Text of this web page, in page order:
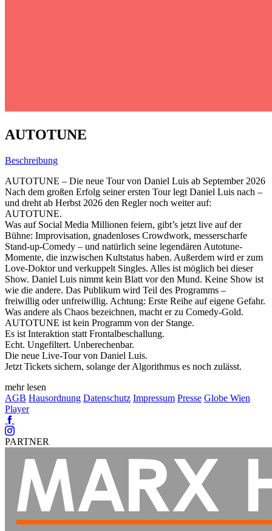
AUTOTUNE
Beschreibung
AUTOTUNE – Die neue Tour von Daniel Luis ab September 2026
Nach dem großen Erfolg seiner ersten Tour legt Daniel Luis nach –
und dreht ab Herbst 2026 den Regler noch weiter auf:
AUTOTUNE.
Was auf Social Media Millionen feiern, gibt’s jetzt live auf der
Bühne: Improvisation, gnadenloses Crowdwork, messerscharfe
Stand-up-Comedy – und natürlich seine legendären Autotune-
Momente, die inzwischen Kultstatus haben. Außerdem wird er zum
Love-Doktor und verkuppelt Singles. Alles ist möglich bei dieser
Show. Daniel Luis nimmt kein Blatt vor den Mund. Keine Show ist
wie die andere. Das Publikum wird Teil des Programms –
freiwillig oder unfreiwillig. Achtung: Erste Reihe auf eigene Gefahr.
Was andere als Chaos bezeichnen, macht er zu Comedy-Gold.
AUTOTUNE ist kein Programm von der Stange.
Es ist Interaktion statt Frontalbeschallung.
Echt. Ungefiltert. Unberechenbar.
Die neue Live-Tour von Daniel Luis.
Jetzt Tickets sichern, solange der Algorithmus es noch zulässt.
mehr lesen
AGB Hausordnung Datenschutz Impressum Presse Globe Wien
Player
Facebook
Instagram
PARTNER